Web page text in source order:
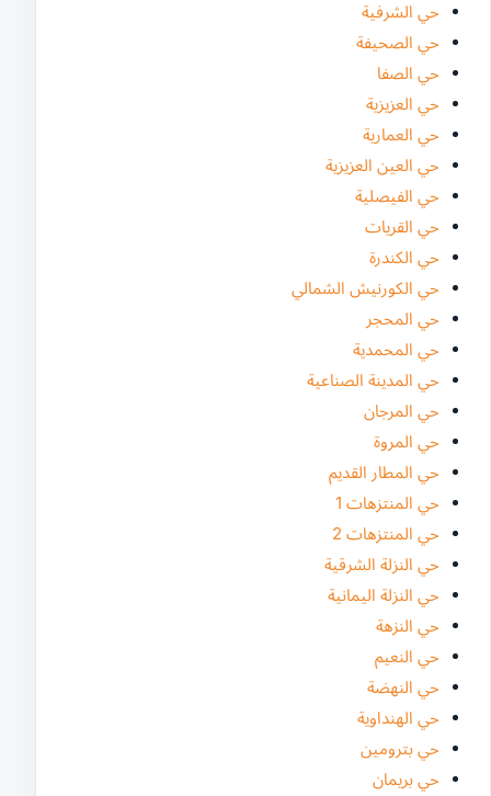
حي الشرفية
حي الصحيفة
حي الصفا
حي العزيزية
حي العمارية
حي العين العزيزية
حي الفيصلية
حي القريات
حي الكندرة
حي الكورنيش الشمالي
حي المحجر
حي المحمدية
حي المدينة الصناعية
حي المرجان
حي المروة
حي المطار القديم
حي المنتزهات 1
حي المنتزهات 2
حي النزلة الشرقية
حي النزلة اليمانية
حي النزهة
حي النعيم
حي النهضة
حي الهنداوية
حي بترومين
حي بريمان